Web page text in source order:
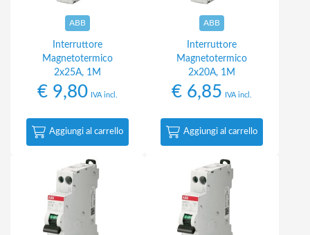
ABB
Interruttore
Magnetotermico
2x25A, 1M
€ 9,80 IVA incl.
Aggiungi al carrello
ABB
Interruttore
Magnetotermico
2x20A, 1M
€ 6,85 IVA incl.
Aggiungi al carrello